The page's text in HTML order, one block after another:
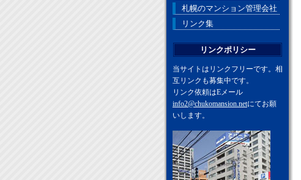
札幌のマンション管理会社
リンク集
リンクポリシー
当サイトはリンクフリーです。相
互リンクも募集中です。
リンク依頼はEメール
info2@chukomansion.netにてお願
いします。